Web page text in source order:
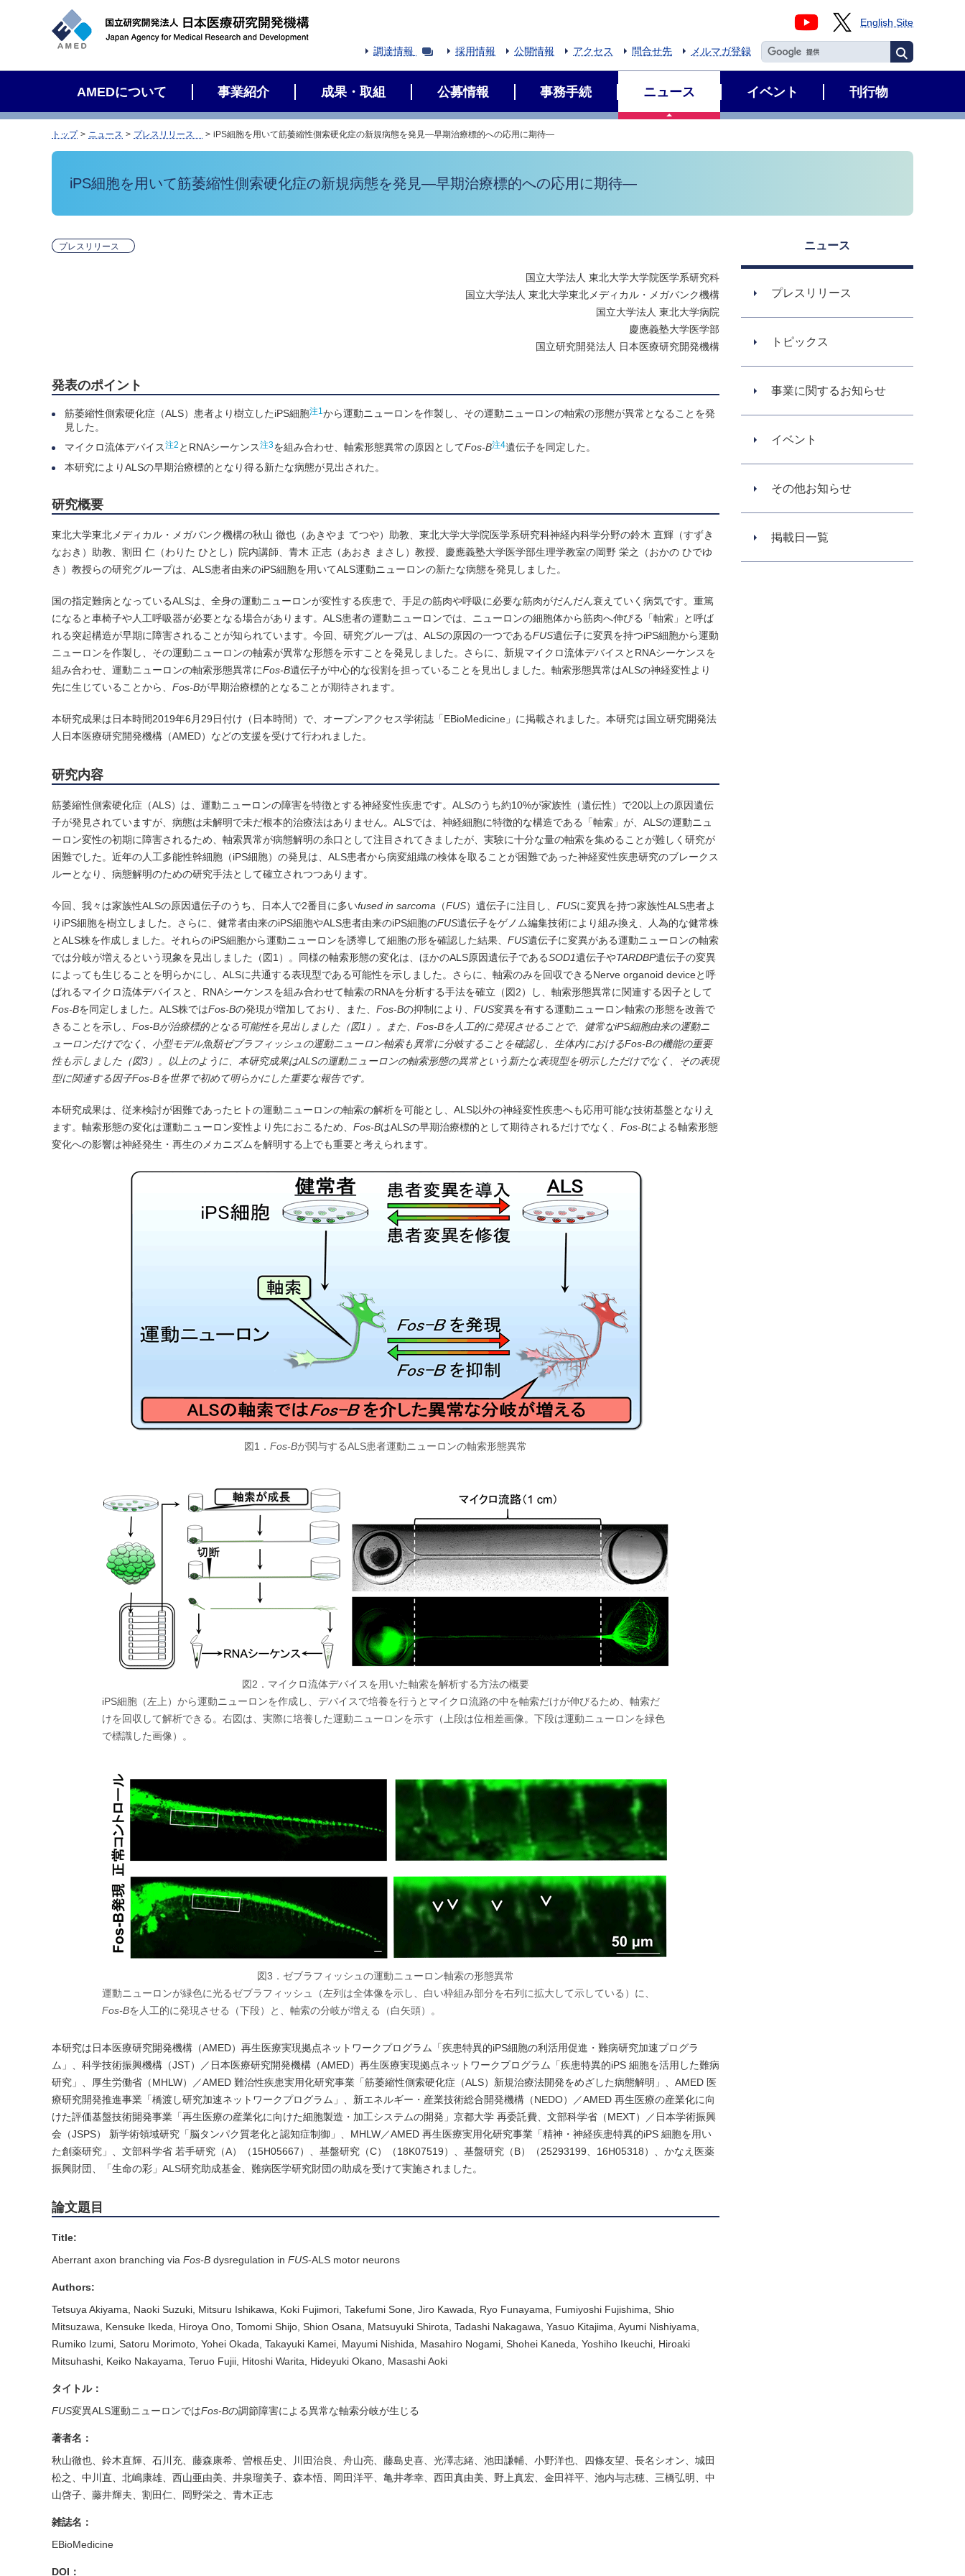
English Site
調達情報 採用情報 公開情報 アクセス 問合せ先 メルマガ登録
AMEDについて 事業紹介 成果・取組 公募情報 事務手続 ニュース イベント 刊行物
トップ ニュース プレスリリース iPS細胞を用いて筋萎縮性側索硬化症の新規病態を発見―早期治療標的への応用に期待―
iPS細胞を用いて筋萎縮性側索硬化症の新規病態を発見―早期治療標的への応用に期待―
プレスリリース
国立大学法人 東北大学大学院医学系研究科
国立大学法人 東北大学東北メディカル・メガバンク機構
国立大学法人 東北大学病院
慶應義塾大学医学部
国立研究開発法人 日本医療研究開発機構
発表のポイント
筋萎縮性側索硬化症（ALS）患者より樹立したiPS細胞注1から運動ニューロンを作製し、その運動ニューロンの軸索の形態が異常となることを発
見した。
マイクロ流体デバイス注2 とRNAシーケンス注3を組み合わせ、軸索形態異常の原因としてFos-B注4遺伝子を同定した。
本研究によりALSの早期治療標的となり得る新たな病態が見出された。
研究概要
東北大学東北メディカル・メガバンク機構の秋山 徹也（あきやま てつや）助教、東北大学大学院医学系研究科神経内科学分野の鈴木 直輝（すずき
なおき）助教、割田 仁（わりた ひとし）院内講師、青木 正志（あおき まさし）教授、慶應義塾大学医学部生理学教室の岡野 栄之（おかの ひでゆ
き）教授らの研究グループは、ALS患者由来のiPS細胞を用いてALS運動ニューロンの新たな病態を発見しました。
国の指定難病となっているALSは、全身の運動ニューロンが変性する疾患で、手足の筋肉や呼吸に必要な筋肉がだんだん衰えていく病気です。重篤
になると車椅子や人工呼吸器が必要となる場合があります。ALS患者の運動ニューロンでは、ニューロンの細胞体から筋肉へ伸びる「軸索」と呼ば
れる突起構造が早期に障害されることが知られています。今回、研究グループは、ALSの原因の一つであるFUS遺伝子に変異を持つiPS細胞から運動
ニューロンを作製し、その運動ニューロンの軸索が異常な形態を示すことを発見しました。さらに、新規マイクロ流体デバイスとRNAシーケンスを
組み合わせ、運動ニューロンの軸索形態異常にFos-B遺伝子が中心的な役割を担っていることを見出しました。軸索形態異常はALSの神経変性より
先に生じていることから、 Fos-Bが早期治療標的となることが期待されます。
本研究成果は日本時間2019年6月29日付け（日本時間）で、オープンアクセス学術誌「EBioMedicine」に掲載されました。本研究は国立研究開発法
人日本医療研究開発機構（AMED）などの支援を受けて行われました。
研究内容
筋萎縮性側索硬化症（ALS）は、運動ニューロンの障害を特徴とする神経変性疾患です。ALSのうち約10%が家族性（遺伝性）で20以上の原因遺伝
子が発見されていますが、病態は未解明で未だ根本的治療法はありません。ALSでは、神経細胞に特徴的な構造である「軸索」が、ALSの運動ニュ
ーロン変性の初期に障害されるため、軸索異常が病態解明の糸口として注目されてきましたが、実験に十分な量の軸索を集めることが難しく研究が
困難でした。近年の人工多能性幹細胞（iPS細胞）の発見は、ALS患者から病変組織の検体を取ることが困難であった神経変性疾患研究のブレークス
ルーとなり、病態解明のための研究手法として確立されつつあります。
今回、我々は家族性ALSの原因遺伝子のうち、日本人で2番目に多いfused in sarcoma （FUS）遺伝子に注目し、 FUSに変異を持つ家族性ALS患者よ
りiPS細胞を樹立しました。さらに、健常者由来のiPS細胞やALS患者由来のiPS細胞のFUS遺伝子をゲノム編集技術により組み換え、人為的な健常株
とALS株を作成しました。それらのiPS細胞から運動ニューロンを誘導して細胞の形を確認した結果、 FUS遺伝子に変異がある運動ニューロンの軸索
では分岐が増えるという現象を見出しました（図1）。同様の軸索形態の変化は、ほかのALS原因遺伝子であるSOD1遺伝子やTARDBP遺伝子の変異
によっても生じることを明らかにし、ALSに共通する表現型である可能性を示しました。さらに、軸索のみを回収できるNerve organoid deviceと呼
ばれるマイクロ流体デバイスと、RNAシーケンスを組み合わせて軸索のRNAを分析する手法を確立（図2）し、軸索形態異常に関連する因子として
Fos-Bを同定しました。ALS株ではFos-Bの発現が増加しており、また、 Fos-Bの抑制により、 FUS変異を有する運動ニューロン軸索の形態を改善で
きることを示し、 Fos-Bが治療標的となる可能性を見出しました（図1）。また、 Fos-Bを人工的に発現させることで、健常なiPS細胞由来の運動ニ
ューロンだけでなく、小型モデル魚類ゼブラフィッシュの運動ニューロン軸索も異常に分岐することを確認し、生体内におけるFos-Bの機能の重要
性も示しました（図3）。以上のように、本研究成果はALSの運動ニューロンの軸索形態の異常という新たな表現型を明示しただけでなく、その表現
型に関連する因子Fos-Bを世界で初めて明らかにした重要な報告です。
本研究成果は、従来検討が困難であったヒトの運動ニューロンの軸索の解析を可能とし、ALS以外の神経変性疾患へも応用可能な技術基盤となりえ
ます。軸索形態の変化は運動ニューロン変性より先におこるため、 Fos-BはALSの早期治療標的として期待されるだけでなく、 Fos-Bによる軸索形態
変化への影響は神経発生・再生のメカニズムを解明する上でも重要と考えられます。
図1． Fos-Bが関与するALS患者運動ニューロンの軸索形態異常
図2．マイクロ流体デバイスを用いた軸索を解析する方法の概要
iPS細胞（左上）から運動ニューロンを作成し、デバイスで培養を行うとマイクロ流路の中を軸索だけが伸びるため、軸索だ
けを回収して解析できる。右図は、実際に培養した運動ニューロンを示す（上段は位相差画像。下段は運動ニューロンを緑色
で標識した画像）。
図3．ゼブラフィッシュの運動ニューロン軸索の形態異常
運動ニューロンが緑色に光るゼブラフィッシュ（左列は全体像を示し、白い枠組み部分を右列に拡大して示している）に、
Fos-Bを人工的に発現させる（下段）と、軸索の分岐が増える（白矢頭）。
本研究は日本医療研究開発機構（AMED）再生医療実現拠点ネットワークプログラム「疾患特異的iPS細胞の利活用促進・難病研究加速プログラ
ム」、科学技術振興機構（JST）／日本医療研究開発機構（AMED）再生医療実現拠点ネットワークプログラム「疾患特異的iPS 細胞を活用した難病
研究」、厚生労働省（MHLW）／AMED 難治性疾患実用化研究事業「筋萎縮性側索硬化症（ALS）新規治療法開発をめざした病態解明」、AMED 医
療研究開発推進事業「橋渡し研究加速ネットワークプログラム」、新エネルギー・産業技術総合開発機構（NEDO）／AMED 再生医療の産業化に向
けた評価基盤技術開発事業「再生医療の産業化に向けた細胞製造・加工システムの開発」京都大学 再委託費、文部科学省（MEXT）／日本学術振興
会（JSPS） 新学術領域研究「脳タンパク質老化と認知症制御」、MHLW／AMED 再生医療実用化研究事業「精神・神経疾患特異的iPS 細胞を用い
た創薬研究」、文部科学省 若手研究（A）（15H05667）、基盤研究（C）（18K07519）、基盤研究（B）（25293199、16H05318）、かなえ医薬
振興財団、「生命の彩」ALS研究助成基金、難病医学研究財団の助成を受けて実施されました。
論文題目
Title:
Aberrant axon branching via Fos-B dysregulation in FUS-ALS motor neurons
Authors:
Tetsuya Akiyama, Naoki Suzuki, Mitsuru Ishikawa, Koki Fujimori, Takefumi Sone, Jiro Kawada, Ryo Funayama, Fumiyoshi Fujishima, Shio
Mitsuzawa, Kensuke Ikeda, Hiroya Ono, Tomomi Shijo, Shion Osana, Matsuyuki Shirota, Tadashi Nakagawa, Yasuo Kitajima, Ayumi Nishiyama,
Rumiko Izumi, Satoru Morimoto, Yohei Okada, Takayuki Kamei, Mayumi Nishida, Masahiro Nogami, Shohei Kaneda, Yoshiho Ikeuchi, Hiroaki
Mitsuhashi, Keiko Nakayama, Teruo Fujii, Hitoshi Warita, Hideyuki Okano, Masashi Aoki
タイトル：
FUS変異ALS運動ニューロンではFos-Bの調節障害による異常な軸索分岐が生じる
著者名：
秋山徹也、鈴木直輝、石川充、藤森康希、曽根岳史、川田治良、舟山亮、藤島史喜、光澤志緒、池田謙輔、小野洋也、四條友望、長名シオン、城田
松之、中川直、北嶋康雄、西山亜由美、井泉瑠美子、森本悟、岡田洋平、亀井孝幸、西田真由美、野上真宏、金田祥平、池内与志穂、三橋弘明、中
山啓子、藤井輝夫、割田仁、岡野栄之、青木正志
雑誌名：
EBioMedicine
DOI：
ニュース
プレスリリース
トピックス
事業に関するお知らせ
イベント
その他お知らせ
掲載日一覧